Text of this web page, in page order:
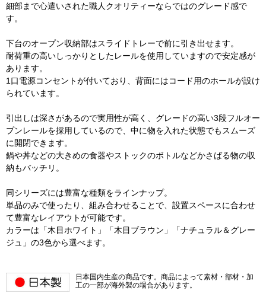
細部まで心遣いされた職人クオリティーならではのグレード感で
す。
下台のオープン収納部はスライドトレーで前に引き出せます。
耐荷重の高いしっかりとしたレールを使用していますので安定感が
あります。
1口電源コンセントが付いており、背面にはコード用のホールが設け
られています。
引出しは深さがあるので実用性が高く、グレードの高い3段フルオー
プンレールを採用しているので、中に物を入れた状態でもスムーズ
に開閉できます。
鍋や丼などの大きめの食器やストックのボトルなどかさばる物の収
納もバッチリ。
同シリーズには豊富な種類をラインナップ。
単品のみで使ったり、組み合わせることで、設置スペースに合わせ
て豊富なレイアウトが可能です。
カラーは「木目ホワイト」「木目ブラウン」「ナチュラル＆グレー
ジュ」の3色から選べます。
日本国内生産の商品です。商品によって素材・部材・加
工の一部が海外製の場合があります。